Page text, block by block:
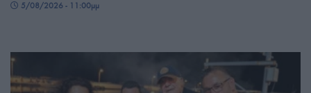
5/08/2026 - 11:00μμ